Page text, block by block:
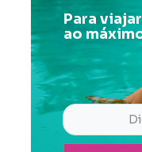
Para viajar
ao